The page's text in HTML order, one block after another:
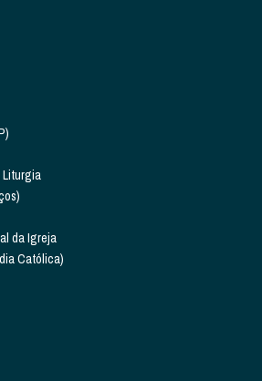
Liturgia
da Igreja
Católica)